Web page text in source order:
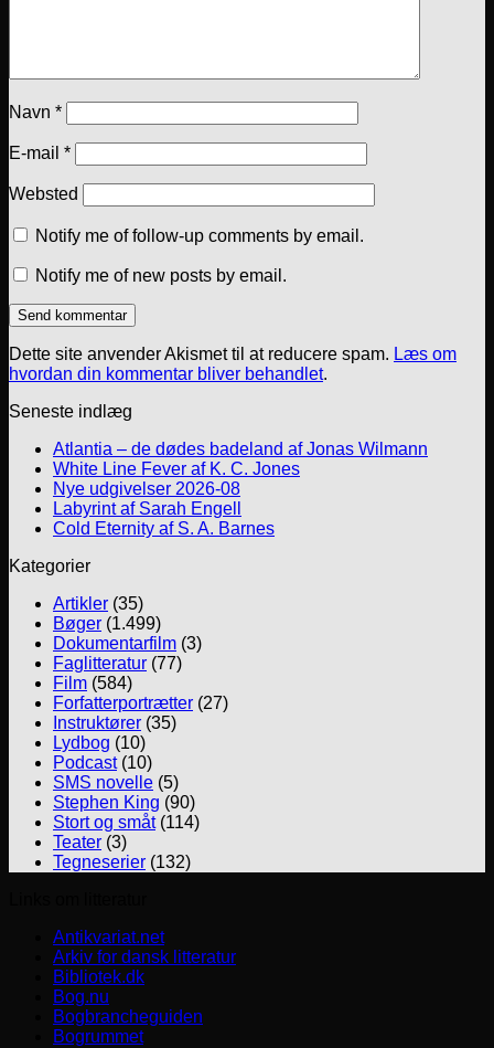
Navn *
E-mail *
Websted
Notify me of follow-up comments by email.
Notify me of new posts by email.
Dette site anvender Akismet til at reducere spam. Læs om
hvordan din kommentar bliver behandlet.
Seneste indlæg
Atlantia – de dødes badeland af Jonas Wilmann
White Line Fever af K. C. Jones
Nye udgivelser 2026-08
Labyrint af Sarah Engell
Cold Eternity af S. A. Barnes
Kategorier
Artikler (35)
Bøger (1.499)
Dokumentarfilm (3)
Faglitteratur (77)
Film (584)
Forfatterportrætter (27)
Instruktører (35)
Lydbog (10)
Podcast(10)
SMS novelle (5)
Stephen King (90)
Stort og småt(114)
Teater (3)
Tegneserier (132)
Antikvariat.net
Arkiv for dansk litteratur
Bibliotek.dk
Bog.nu
Bogbrancheguiden
Bogrummet